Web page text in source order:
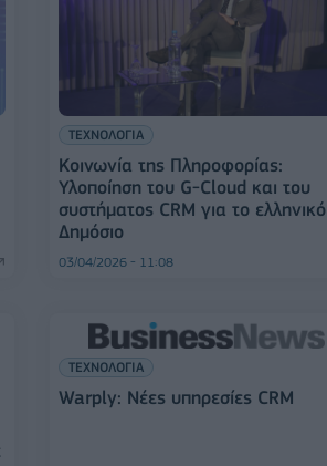
ΤΕΧΝΟΛΟΓΙΑ
Κοινωνία της Πληροφορίας:
Υλοποίηση του G-Cloud και του
συστήματος CRM για το ελληνικό
Δημόσιο
03/04/2026 - 11:08
ΤΕΧΝΟΛΟΓΙΑ
Warply: Νέες υπηρεσίες CRM